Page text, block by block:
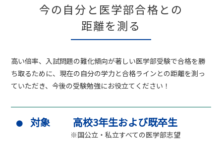
今の自分と医学部合格との
距離を測る
高い倍率、入試問題の難化傾向が著しい医学部受験で合格を勝
ち取るために、現在の自分の学力と合格ラインとの距離を測っ
ていただき、今後の受験勉強にお役立てください！
対象 高校3年生および既卒生
※国公立・私立すべての医学部志望